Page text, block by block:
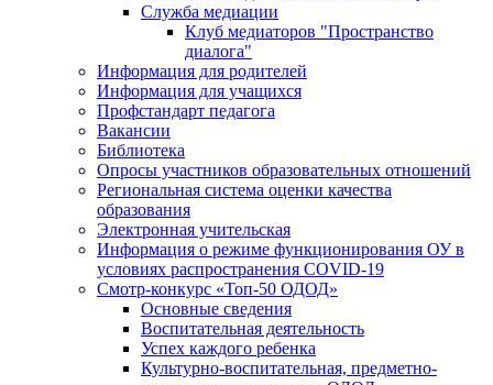
Служба медиации
Клуб медиаторов "Пространство
диалога"
Информация для родителей
Информация для учащихся
Профстандарт педагога
Вакансии
Библиотека
Опросы участников образовательных отношений
Региональная система оценки качества
образования
Электронная учительская
Информация о режиме функционирования ОУ в
условиях распространения COVID-19
Смотр-конкурс «Топ-50 ОДОД»
Основные сведения
Воспитательная деятельность
Успех каждого ребенка
Культурно-воспитательная, предметно-